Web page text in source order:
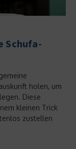
Schufa-
holen, um
Diese
kleinen Trick
zustellen